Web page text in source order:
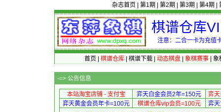
杂志首页 第1期 第2期 第3期 第4期
棋谱仓库
注意：二合一卡为充值
首页 棋谱仓库| 棋谱下载| 动态棋盘| 象棋赛事| 象
-=> 公告信息
本站淘宝店铺 - 支付宝 弈天白金会员2年=150元
弈
弈天黄金会员年卡=100元
棋谱仓库vip会员=100元 弈